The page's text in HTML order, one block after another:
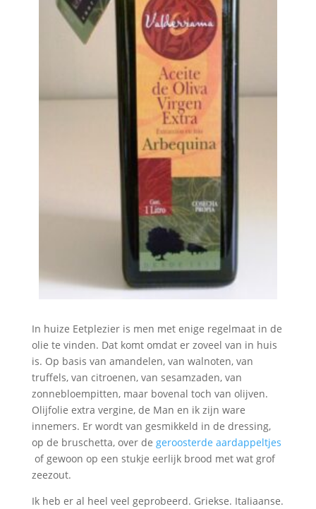
In huize Eetplezier is men met enige regelmaat in de
olie te vinden. Dat komt omdat er zoveel van in huis
is. Op basis van amandelen, van walnoten, van
truffels, van citroenen, van sesamzaden, van
zonnebloempitten, maar bovenal toch van olijven.
Olijfolie extra vergine, de Man en ik zijn ware
innemers. Er wordt van gesmikkeld in de dressing,
op de bruschetta, over de geroosterde aardappeltjes
of gewoon op een stukje eerlijk brood met wat grof
zeezout.
Ik heb er al heel veel geprobeerd. Griekse. Italiaanse.